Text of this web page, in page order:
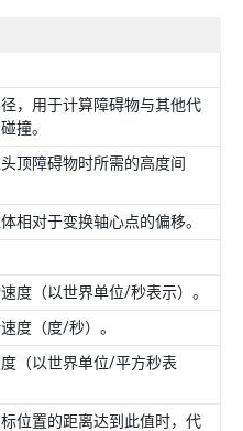
，用于计算障碍物与其他代
撞。
顶障碍物时所需的高度间
相对于变换轴心点的偏移。
度（以世界单位/秒表示）。
度（度/秒）。
（以世界单位/平方秒表
位置的距离达到此值时，代